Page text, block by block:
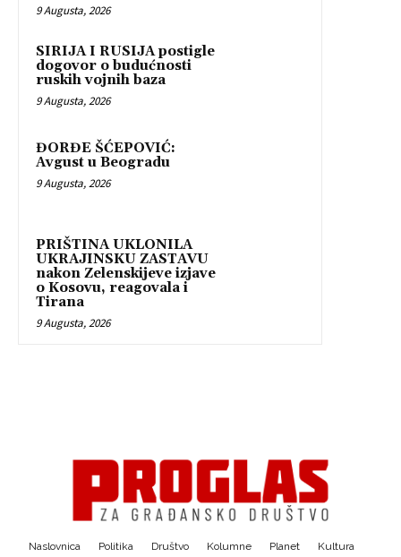
9 Augusta, 2026
SIRIJA I RUSIJA postigle
dogovor o budućnosti
ruskih vojnih baza
9 Augusta, 2026
ĐORĐE ŠĆEPOVIĆ:
Avgust u Beogradu
9 Augusta, 2026
PRIŠTINA UKLONILA
UKRAJINSKU ZASTAVU
nakon Zelenskijeve izjave
o Kosovu, reagovala i
Tirana
9 Augusta, 2026
Naslovnica Politika Društvo Kolumne Planet Kultura